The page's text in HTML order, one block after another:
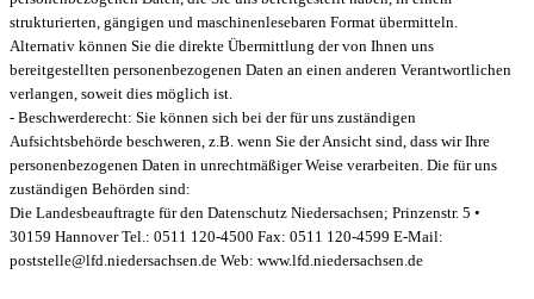
strukturierten, gängigen und maschinenlesebaren Format übermitteln.
Alternativ können Sie die direkte Übermittlung der von Ihnen uns
bereitgestellten personenbezogenen Daten an einen anderen Verantwortlichen
verlangen, soweit dies möglich ist.
- Beschwerderecht: Sie können sich bei der für uns zuständigen
Aufsichtsbehörde beschweren, z.B. wenn Sie der Ansicht sind, dass wir Ihre
personenbezogenen Daten in unrechtmäßiger Weise verarbeiten. Die für uns
zuständigen Behörden sind:
Die Landesbeauftragte für den Datenschutz Niedersachsen; Prinzenstr. 5 •
30159 Hannover Tel.: 0511 120-4500 Fax: 0511 120-4599 E-Mail:
poststelle@lfd.niedersachsen.de Web: www.lfd.niedersachsen.de